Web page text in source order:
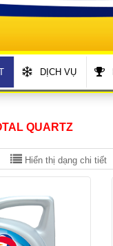
DỊCH VỤ
QUARTZ
Hiển thị dạng chi tiết